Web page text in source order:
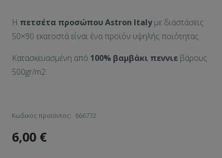
Η πετσέτα προσώπου Αstron Italyμε διαστάσεις
50×90 εκατοστά είναι ένα προϊόν υψηλής ποιότητας.
Κατασκευασμένη από 100% βαμβάκι πεννιε βάρους
500gr/m2
Κωδικός προϊόντος: 666772
6,00 €